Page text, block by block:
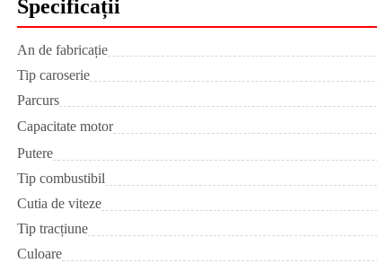
Specificații
An de fabricație
Tip caroserie
Parcurs
Capacitate motor
Putere
Tip combustibil
Cutia de viteze
Tip tracțiune
Culoare